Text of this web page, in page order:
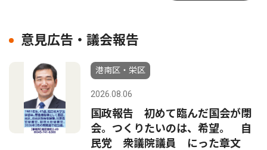
意見広告・議会報告
港南区・栄区
2026.08.06
国政報告 初めて臨んだ国会が閉
会。つくりたいのは、希望。 自
民党 衆議院議員 にった章文